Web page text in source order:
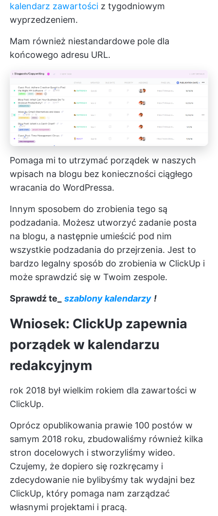
kalendarz zawartości z tygodniowym
wyprzedzeniem.
Mam również niestandardowe pole dla
końcowego adresu URL.
Pomaga mi to utrzymać porządek w naszych
wpisach na blogu bez konieczności ciągłego
wracania do WordPressa.
Innym sposobem do zrobienia tego są
podzadania. Możesz utworzyć zadanie posta
na blogu, a następnie umieścić pod nim
wszystkie podzadania do przejrzenia. Jest to
bardzo legalny sposób do zrobienia w ClickUp i
może sprawdzić się w Twoim zespole.
Sprawdź te_ szablony kalendarzy !
Wniosek: ClickUp zapewnia
porządek w kalendarzu
redakcyjnym
rok 2018 był wielkim rokiem dla zawartości w
ClickUp.
Oprócz opublikowania prawie 100 postów w
samym 2018 roku, zbudowaliśmy również kilka
stron docelowych i stworzyliśmy wideo.
Czujemy, że dopiero się rozkręcamy i
zdecydowanie nie bylibyśmy tak wydajni bez
ClickUp, który pomaga nam zarządzać
własnymi projektami i pracą.